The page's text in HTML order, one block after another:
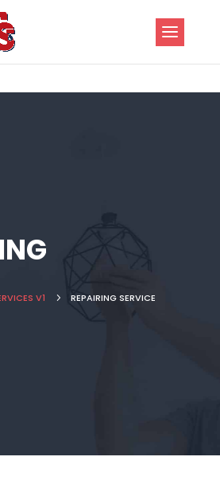
V1 5 REPAIRING SERVICE